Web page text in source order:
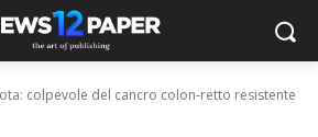
colpevole del cancro colon-retto resistente